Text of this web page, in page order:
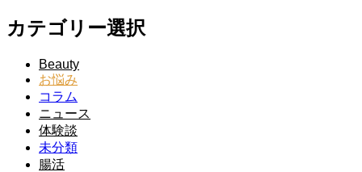
カテゴリー選択
Beauty
お悩み
コラム
ニュース
体験談
未分類
腸活